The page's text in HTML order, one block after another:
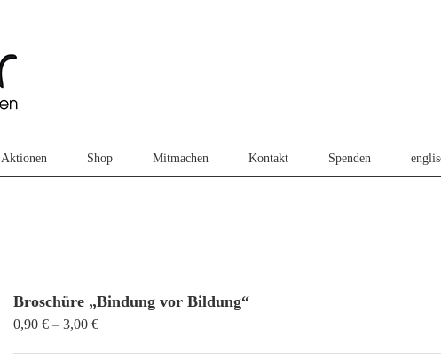
Aktionen Shop Mitmachen Kontakt Spenden
Broschüre „Bindung vor Bildung“
0,90€ –3,00€Preisspanne: